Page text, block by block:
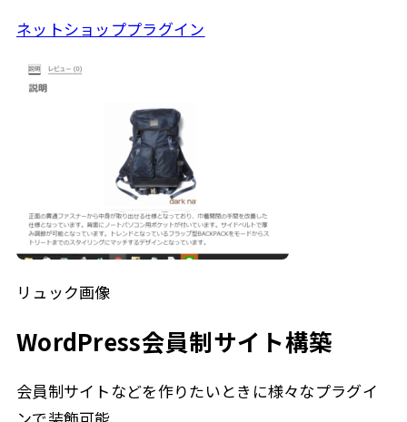
ネットショッププラグイン
リュック画像
WordPress会員制サイト構築
会員制サイトなどを作りたいときに様々なプラグイ
ンで装飾可能